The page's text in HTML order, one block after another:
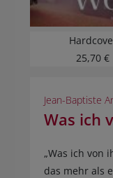
25,70 €
Jean-Baptiste
Was ich
„Was ich von
das mehr als